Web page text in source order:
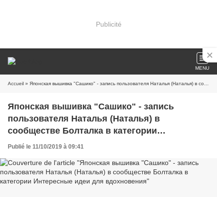
Publicité
MENU
Accueil » Японская вышивка "Сашико" - запись пользователя Наталья (Наталья) в сообществе Болталка в категории Интересные идеи для вдохновения
Японская вышивка "Сашико" - запись
пользователя Наталья (Наталья) в
сообществе Болталка в категории
Интересные идеи для вдохновения
Publié le 11/10/2019 à 09:41